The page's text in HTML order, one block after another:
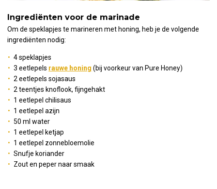
Ingrediënten voor de marinade
Om de speklapjes te marineren met honing, heb je de volgende
ingrediënten nodig:
4 speklapjes
3 eetlepels rauwe honing (bij voorkeur van Pure Honey)
2 eetlepels sojasaus
2 teentjes knoflook, fijngehakt
1 eetlepel chilisaus
1 eetlepel azijn
50 ml water
1 eetlepel ketjap
1 eetlepel zonnebloemolie
Snufje koriander
Zout en peper naar smaak